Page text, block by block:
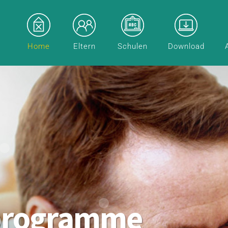
Home Eltern Schulen Download